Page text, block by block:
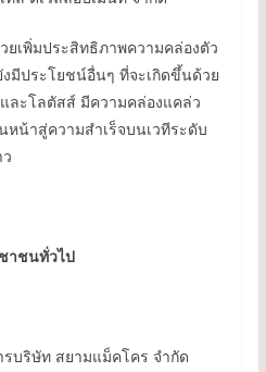
ยเพิ่มประสิทธิภาพความคล่องตัว
มีประโยชน์อื่นๆ ที่จะเกิดขึ้นด้วย
ละโลตัสส์ มีความคล่องแคล่ว
หน้าสู่ความสำเร็จบนเวทีระดับ
าชนทั่วไป
บริษัท สยามแม็คโคร จำกัด